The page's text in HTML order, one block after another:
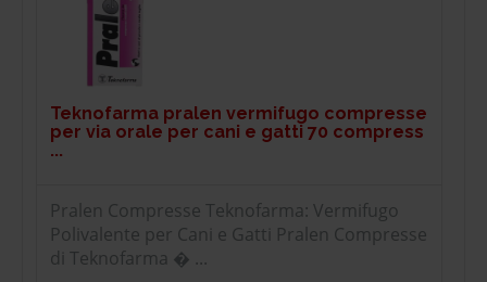
Teknofarma pralen vermifugo compresse
per via orale per cani e gatti 70 compress
...
Pralen Compresse Teknofarma: Vermifugo
Polivalente per Cani e Gatti Pralen Compresse
di Teknofarma � ...